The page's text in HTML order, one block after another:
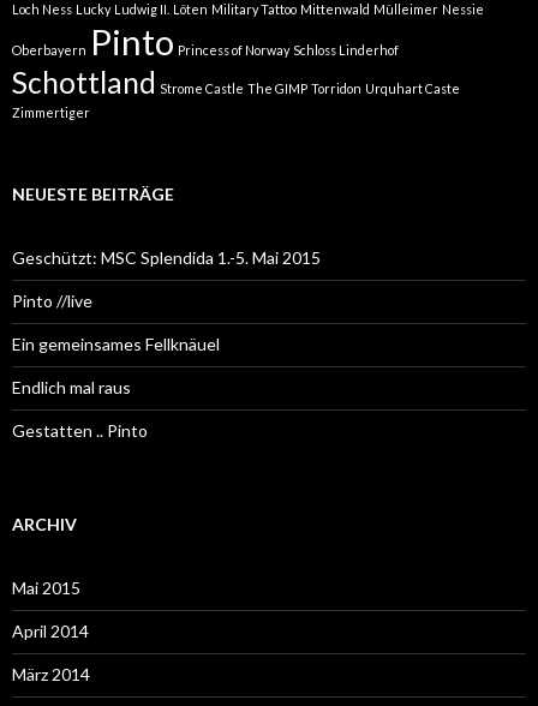
Loch Ness Lucky Ludwig II. Löten Military Tattoo Mittenwald Mülleimer Nessie
Oberbayern Pinto Princess of Norway Schloss Linderhof
Schottland Strome Castle The GIMP Torridon Urquhart Caste
Zimmertiger
NEUESTE BEITRÄGE
Geschützt: MSC Splendida 1.-5. Mai 2015
Pinto //live
Ein gemeinsames Fellknäuel
Endlich mal raus
Gestatten .. Pinto
ARCHIV
Mai 2015
April 2014
März 2014